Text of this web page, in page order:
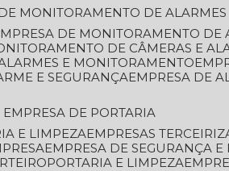
DE MONITORAMENTO DE ALARMES
EMPRESA DE MONITORAMENTO
DE CÂMERAS E
ALARMES E MONITORAMENTO
E SEGURANÇA
EMPRESA DE
EMPRESA DE PORTARIA
E LIMPEZA
EMPRESAS
EMPRESA DE SEGURANÇA
PORTARIA E LIMPEZA